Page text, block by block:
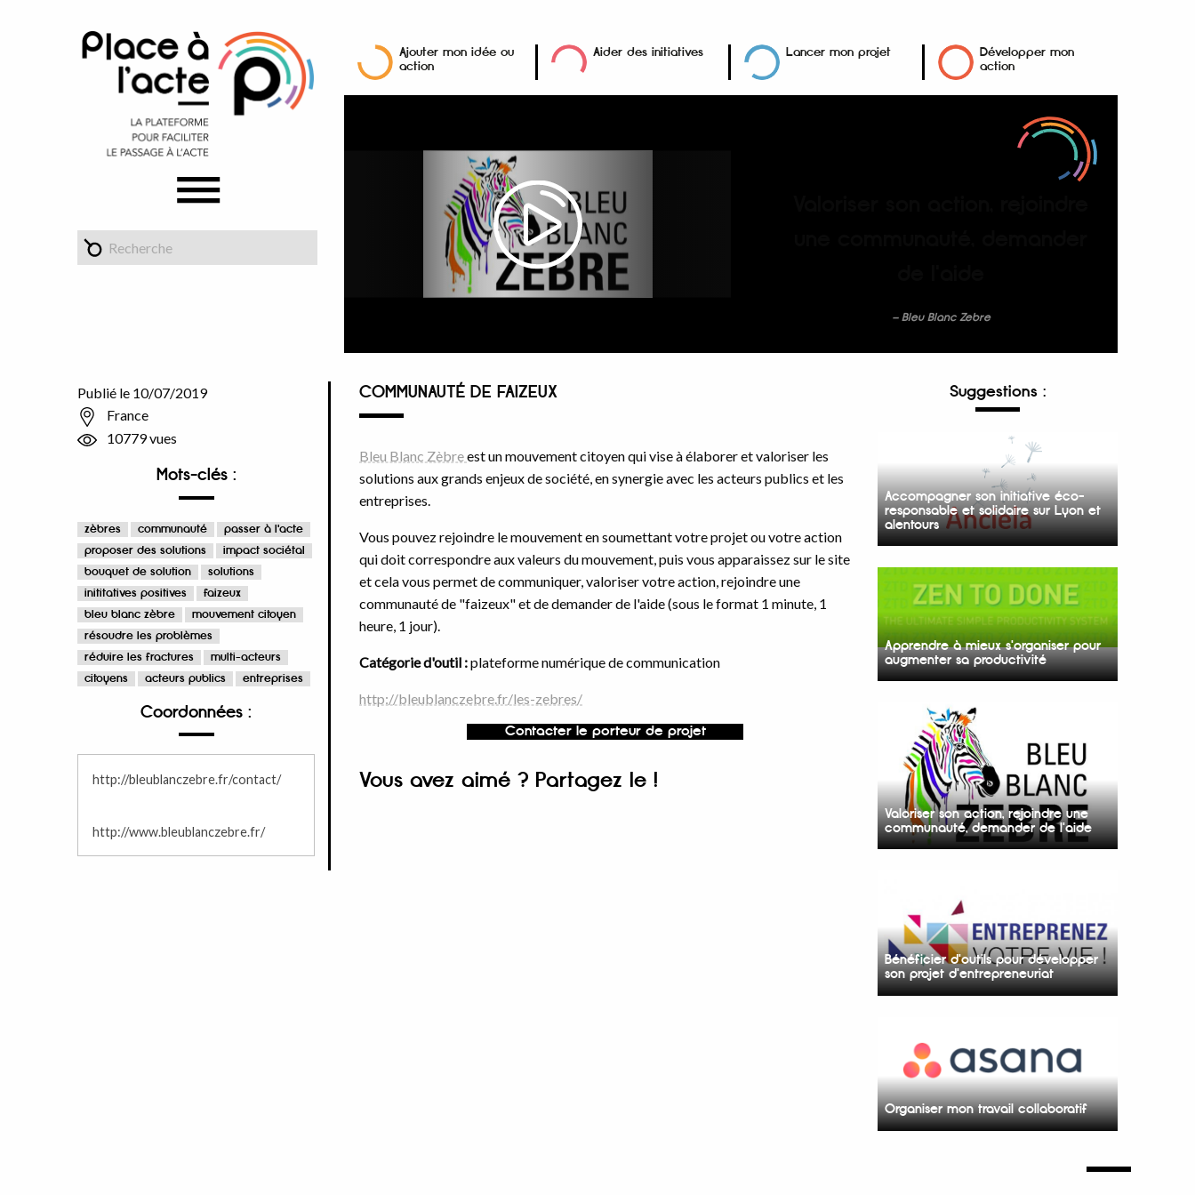
Ajouter mon idée ou
action
Aider des initiatives Lancer mon projet
Développer mon
action
Bleu Blanc Zebre
Publié le 10/07/2019
France
10779 vues
Mots-clés :
zèbres communauté
passer à l'acte
proposer des solutions
impact sociétal
bouquet de solution
solutions
inititatives positives
faizeux
bleu blanc zèbre
mouvement citoyen
résoudre les problèmes
réduire les fractures
multi-acteurs
citoyens
acteurs publics entreprises
Coordonnées :
http://bleublanczebre.fr/contact/
http://www.bleublanczebre.fr/
COMMUNAUTÉ DE FAIZEUX
Bleu Blanc Zèbreest un mouvement citoyen qui vise à élaborer et valoriser les
solutions aux grands enjeux de société, en synergie avec les acteurs publics et les
entreprises.
Vous pouvez rejoindre le mouvement en soumettant votre projet ou votre action
qui doit correspondre aux valeurs du mouvement, puis vous apparaissez sur le site
et cela vous permet de communiquer, valoriser votre action, rejoindre une
communauté de "faizeux" et de demander de l'aide (sous le format 1 minute, 1
heure, 1 jour).
Catégorie d'outil :plateforme numérique de communication
http://bleublanczebre.fr/les-zebres/
Contacter le porteur de projet
Vous avez aimé ? Partagez le !
Suggestions :
Accompagner son initiative éco-
responsable et solidaire sur Lyon et
alentours
Apprendre à mieux s'organiser pour
augmenter sa productivité
Valoriser son action, rejoindre une
communauté, demander de l'aide
Bénéficier d'outils pour développer
son projet d'entrepreneuriat
Organiser mon travail collaboratif